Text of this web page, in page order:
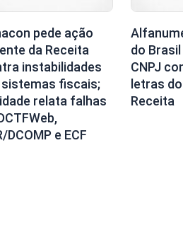
pede ação
da Receita
instabilidades
sistemas fiscais;
relata falhas
DCOMP e ECF
do
CNPJ
letras
Receita